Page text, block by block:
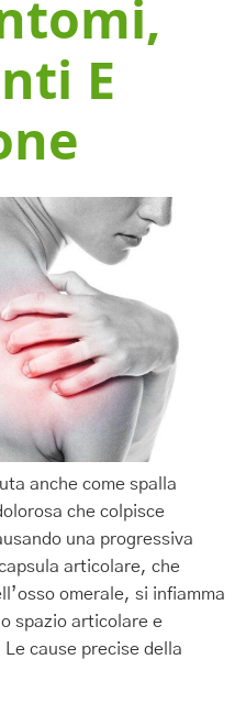
E
anche come spalla
che colpisce
una progressiva
articolare, che
omerale, si infiamma
spazio articolare e
cause precise della